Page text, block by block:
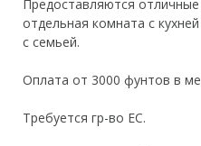
Предоставляются
отдельная комната с
с семьей.
Оплата от 3000 фунтов в
Требуется гр-во ЕС.